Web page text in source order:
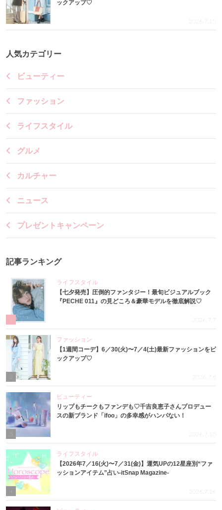
ックアップ♡
2026.7.15
人気カテゴリー
ビューティー
ファッション
ライフスタイル
グルメ
カルチャー
ニュース
プレゼントキャンペーン
記事ランキング
ライフスタイル
【七夕発売】圧倒的ファンタジー！最旬ビジュアルブック
『PECHE 011』の見どころ＆豪華モデルを徹底解説♡
2026.7.7
ファッション
【1週間コーデ】6／30(火)〜7／4(土)最新ファッションをピ
ックアップ♡
2026.7.8
3
ビューティー
リップもチークもファンデも♡千吉良恵子さんプロデュー
スの新ブランド「ifoo」の多幸感がハンパない！
2026.7.10
4
ライフスタイル
【2026年7／16(火)〜7／31(金)】運気UPの12星座別“ファ
ッションアイテム”占い-itSnap Magazine-
2026.7.16